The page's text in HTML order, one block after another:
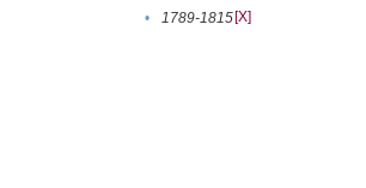
•
1789-1815[X]